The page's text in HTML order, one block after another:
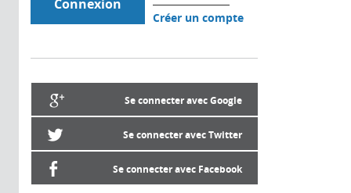
Créer un compte
Se connecter avec Google
Se connecter avec Twitter
Se connecter avec Facebook